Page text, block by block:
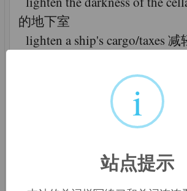
的地下室
lighten a ship's cargo/taxes
adj.闪电的；极快的；闪电似
lightning strike /operation 闪
工作
i
站点提示